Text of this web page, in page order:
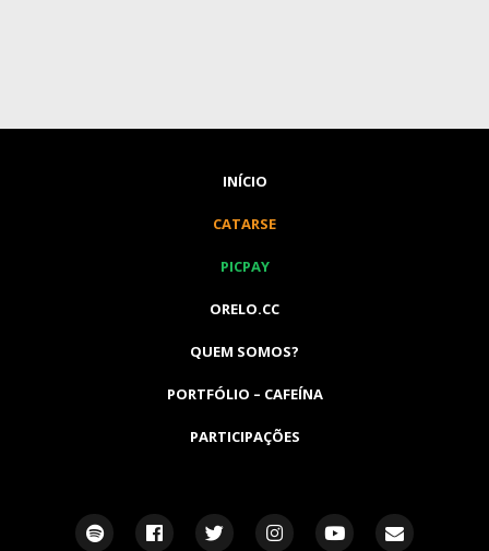
INÍCIO
CATARSE
PICPAY
ORELO.CC
QUEM SOMOS?
PORTFÓLIO – CAFEÍNA
PARTICIPAÇÕES